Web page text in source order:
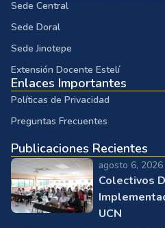
Sede Central
Sede Doral
Sede Jinotepe
Extensión Docente Estelí
Enlaces Importantes
Políticas de Privacidad
Preguntas Frecuentes
Publicaciones Recientes
agosto 6, 2026
Colectivos
UCN